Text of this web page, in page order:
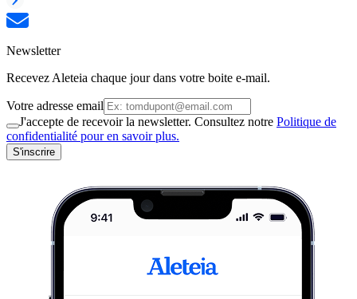
Newsletter
Recevez Aleteia chaque jour dans votre boite e-mail.
Votre adresse email
J'accepte de recevoir la newsletter. Consultez notre Politique de
confidentialité pour en savoir plus.
S'inscrire